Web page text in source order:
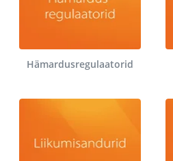
Hämardusregulaatorid